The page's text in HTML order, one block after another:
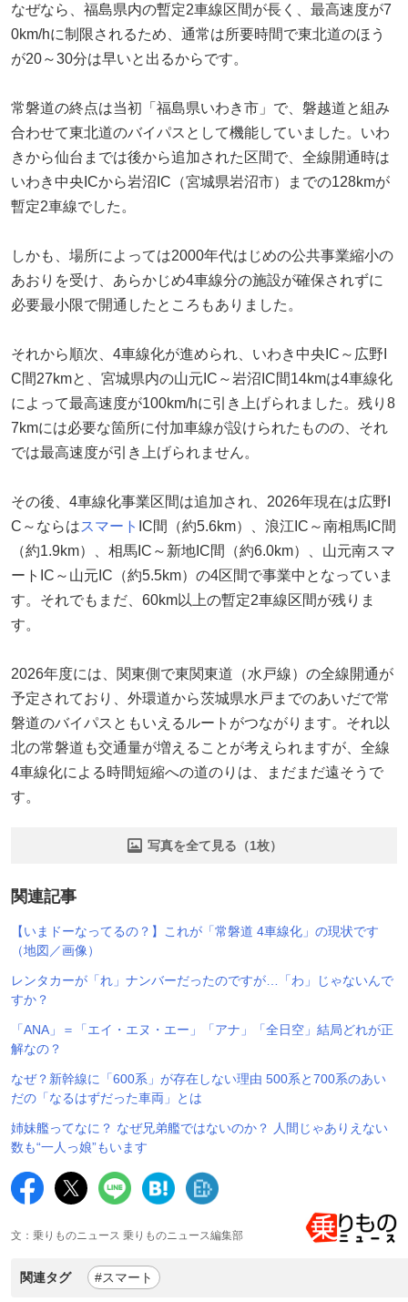
なぜなら、福島県内の暫定2車線区間が長く、最高速度が7
0km/hに制限されるため、通常は所要時間で東北道のほう
が20～30分は早いと出るからです。
常磐道の終点は当初「福島県いわき市」で、磐越道と組み
合わせて東北道のバイパスとして機能していました。いわ
きから仙台までは後から追加された区間で、全線開通時は
いわき中央ICから岩沼IC（宮城県岩沼市）までの128kmが
暫定2車線でした。
しかも、場所によっては2000年代はじめの公共事業縮小の
あおりを受け、あらかじめ4車線分の施設が確保されずに
必要最小限で開通したところもありました。
それから順次、4車線化が進められ、いわき中央IC～広野I
C間27kmと、宮城県内の山元IC～岩沼IC間14kmは4車線化
によって最高速度が100km/hに引き上げられました。残り8
7kmには必要な箇所に付加車線が設けられたものの、それ
では最高速度が引き上げられません。
その後、4車線化事業区間は追加され、2026年現在は広野I
C～ならはスマート IC間（約5.6km）、浪江IC～南相馬IC間
（約1.9km）、相馬IC～新地IC間（約6.0km）、山元南スマ
ートIC～山元IC（約5.5km）の4区間で事業中となっていま
す。それでもまだ、60km以上の暫定2車線区間が残りま
す。
2026年度には、関東側で東関東道（水戸線）の全線開通が
予定されており、外環道から茨城県水戸までのあいだで常
磐道のバイパスともいえるルートがつながります。それ以
北の常磐道も交通量が増えることが考えられますが、全線
4車線化による時間短縮への道のりは、まだまだ遠そうで
す。
写真を全て見る（1枚）
関連記事
【いまドーなってるの？】これが「常磐道 4車線化」の現状です
（地図／画像）
レンタカーが「れ」ナンバーだったのですが…「わ」じゃないんで
すか？
「ANA」＝「エイ・エヌ・エー」「アナ」「全日空」結局どれが正
解なの？
なぜ？新幹線に「600系」が存在しない理由 500系と700系のあい
だの「なるはずだった車両」とは
姉妹艦ってなに？ なぜ兄弟艦ではないのか？ 人間じゃありえない
数も“一人っ娘”もいます
文：乗りものニュース 乗りものニュース編集部
関連タグ #スマート